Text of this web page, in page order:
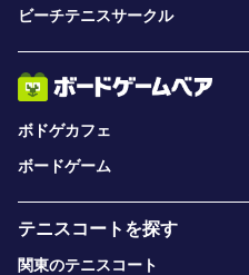
ビーチテニスサークル
ボドゲカフェ
ボードゲーム
テニスコートを探す
関東のテニスコート